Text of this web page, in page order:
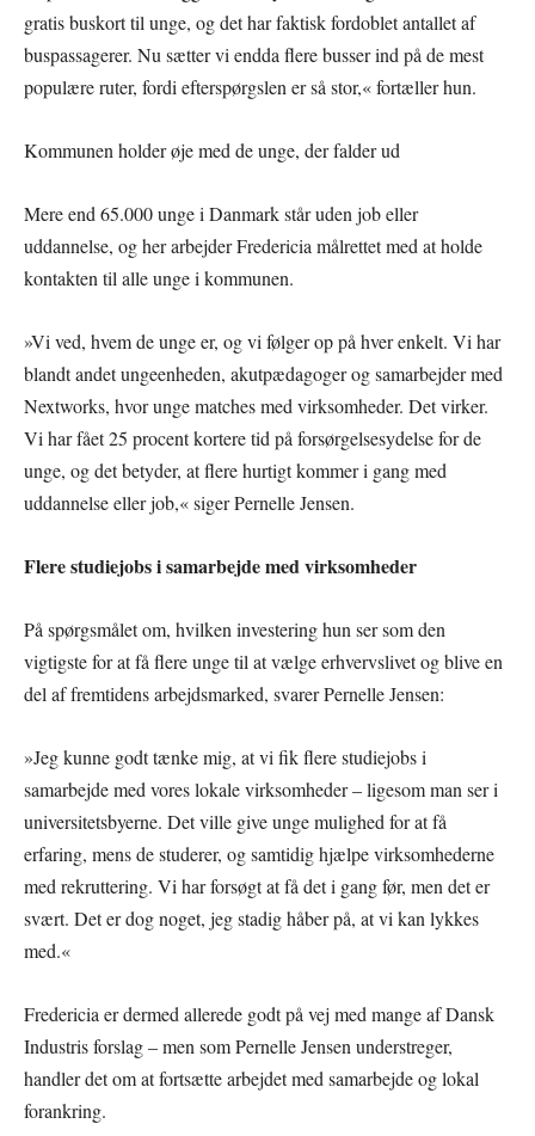
gratis buskort til unge, og det har faktisk fordoblet antallet af
buspassagerer. Nu sætter vi endda flere busser ind på de mest
populære ruter, fordi efterspørgslen er så stor,« fortæller hun.
Kommunen holder øje med de unge, der falder ud
Mere end 65.000 unge i Danmark står uden job eller
uddannelse, og her arbejder Fredericia målrettet med at holde
kontakten til alle unge i kommunen.
»Vi ved, hvem de unge er, og vi følger op på hver enkelt. Vi har
blandt andet ungeenheden, akutpædagoger og samarbejder med
Nextworks, hvor unge matches med virksomheder. Det virker.
Vi har fået 25 procent kortere tid på forsørgelsesydelse for de
unge, og det betyder, at flere hurtigt kommer i gang med
uddannelse eller job,« siger Pernelle Jensen.
Flere studiejobs i samarbejde med virksomheder
På spørgsmålet om, hvilken investering hun ser som den
vigtigste for at få flere unge til at vælge erhvervslivet og blive en
del af fremtidens arbejdsmarked, svarer Pernelle Jensen:
»Jeg kunne godt tænke mig, at vi fik flere studiejobs i
samarbejde med vores lokale virksomheder – ligesom man ser i
universitetsbyerne. Det ville give unge mulighed for at få
erfaring, mens de studerer, og samtidig hjælpe virksomhederne
med rekruttering. Vi har forsøgt at få det i gang før, men det er
svært. Det er dog noget, jeg stadig håber på, at vi kan lykkes
med.«
Fredericia er dermed allerede godt på vej med mange af Dansk
Industris forslag – men som Pernelle Jensen understreger,
handler det om at fortsætte arbejdet med samarbejde og lokal
forankring.